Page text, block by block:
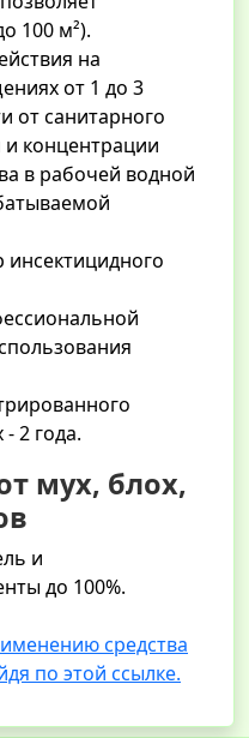
100 м²).
на
от 1 до 3
от санитарного
концентрации
в рабочей водной
2 года.
мух, блох,
и
до 100%.
средства
по этой ссылке.